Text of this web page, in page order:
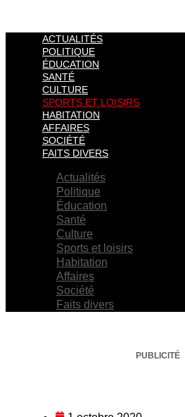
ACTUALITÉS
POLITIQUE
ÉDUCATION
SANTÉ
CULTURE
SPORTS ET LOISIRS
HABITATION
AFFAIRES
SOCIÉTÉ
FAITS DIVERS
Actualités
Politique
Éducation
Santé
Culture
Sports et loisirs
Habitation
Affaires
Société
Faits divers
PUBLICITÉ